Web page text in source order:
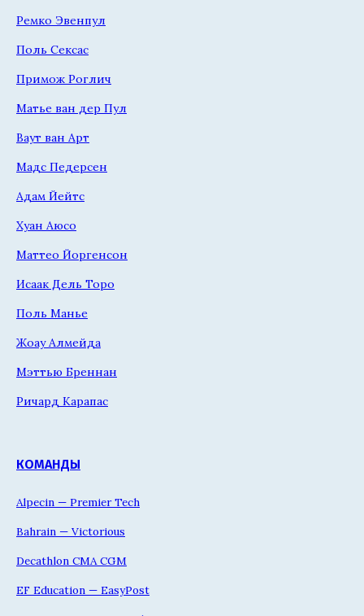
Ремко Эвенпул
Поль Сексас
Примож Роглич
Матье ван дер Пул
Ваут ван Арт
Мадс Педерсен
Адам Йейтс
Хуан Аюсо
Маттео Йоргенсон
Исаак Дель Торо
Поль Манье
Жоау Алмейда
Мэттью Бреннан
Ричард Карапас
КОМАНДЫ
Alpecin — Premier Tech
Bahrain — Victorious
Decathlon CMA CGM
EF Education — EasyPost